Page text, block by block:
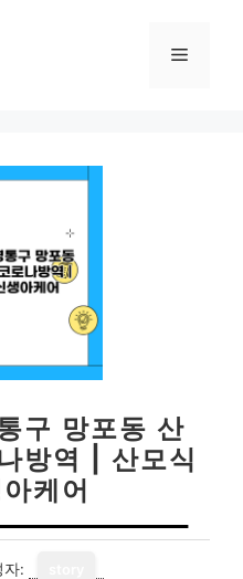
메
구 망포동 산
방역 | 산모식
케어
자: